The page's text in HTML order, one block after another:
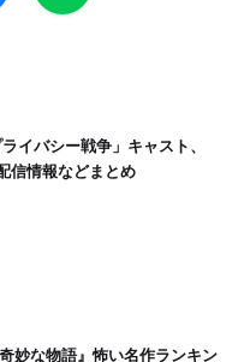
信情報などまとめ